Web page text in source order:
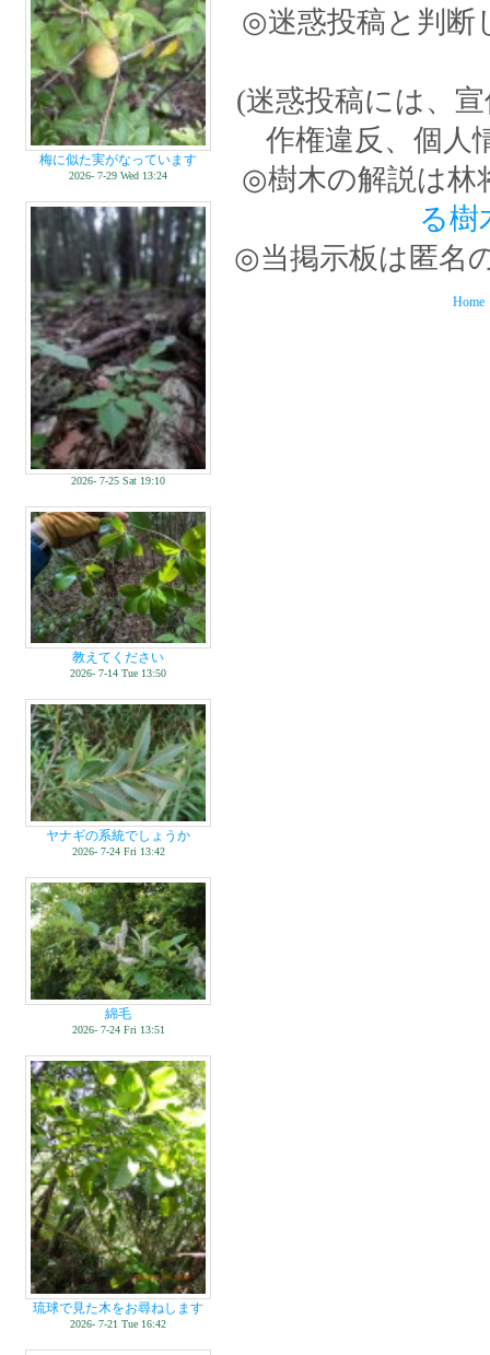
梅に似た実がなっています
2026- 7-29 Wed 13:24
2026- 7-25 Sat 19:10
教えてください
2026- 7-14 Tue 13:50
ヤナギの系統でしょうか
2026- 7-24 Fri 13:42
綿毛
2026- 7-24 Fri 13:51
琉球で見た木をお尋ねします
2026- 7-21 Tue 16:42
◎迷惑投稿と判断
(迷惑投稿には、
作権違反、個人
◎樹木の解説は林
る樹
◎当掲示板は匿名
Home